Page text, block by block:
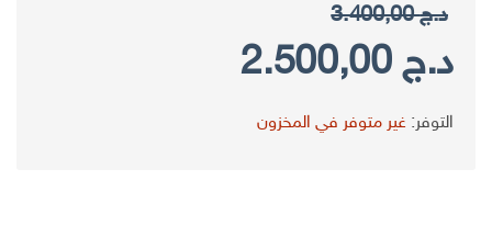
د.ج3.400,00
السعر
الأصلي
د.ج2.500,00
السعر
الحالي
التوفر:غير متوفر في المخزون